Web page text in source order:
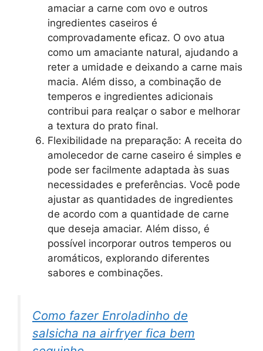
amaciar a carne com ovo e outros
ingredientes caseiros é
comprovadamente eficaz. O ovo atua
como um amaciante natural, ajudando a
reter a umidade e deixando a carne mais
macia. Além disso, a combinação de
temperos e ingredientes adicionais
contribui para realçar o sabor e melhorar
a textura do prato final.
Flexibilidade na preparação: A receita do
amolecedor de carne caseiro é simples e
pode ser facilmente adaptada às suas
necessidades e preferências. Você pode
ajustar as quantidades de ingredientes
de acordo com a quantidade de carne
que deseja amaciar. Além disso, é
possível incorporar outros temperos ou
aromáticos, explorando diferentes
sabores e combinações.
Como fazer Enroladinho de
salsicha na airfryer fica bem